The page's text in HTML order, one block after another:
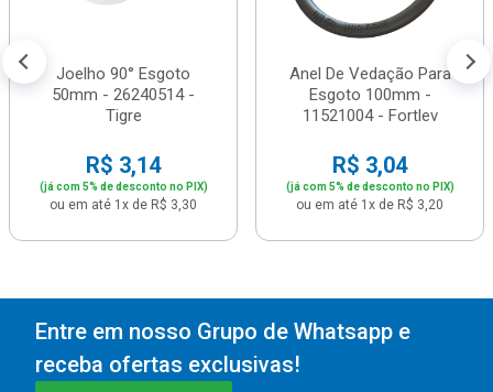
Joelho 90° Esgoto
50mm - 26240514 -
Tigre
R$ 3,14
(já com 5% de desconto no PIX)
ou em até 1x de R$ 3,30
Anel De Vedação Para
Esgoto 100mm -
11521004 - Fortlev
R$ 3,04
(já com 5% de desconto no PIX)
ou em até 1x de R$ 3,20
Entre em nosso Grupo de Whatsapp e
receba ofertas exclusivas!